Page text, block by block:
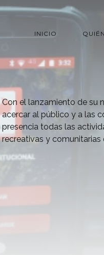
INICIO
Con el lanzamiento de su
acercar al público y a las
presencia todas las
recreativas y comunitarias